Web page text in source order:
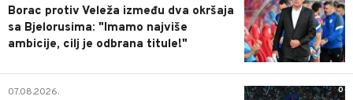
Borac protiv Veleža između dva okršaja
sa Bjelorusima: "Imamo najviše
ambicije, cilj je odbrana titule!"
0
07.08.2026.